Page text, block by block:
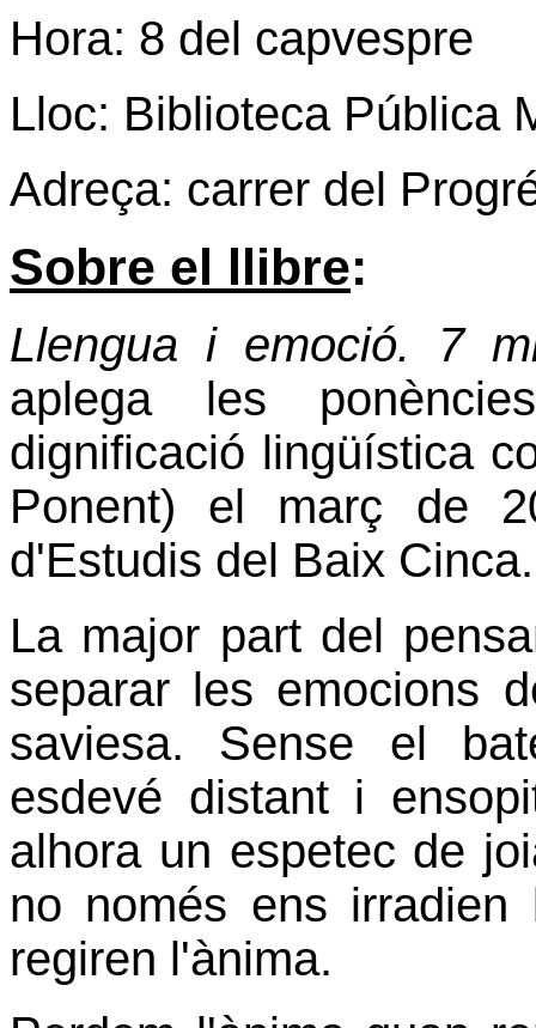
Hora: 8 del capvespre
Lloc: Biblioteca Pública
Adreça: carrer del
Sobre el llibre:
Llengua i emoció.
7
aplega les
dignificació lingüística
Ponent) el març de
d'Estudis del Baix Cinca.
La major part del
separar les emocions
saviesa. Sense el
esdevé distant i
alhora un espetec de
no només ens
regiren l'ànima.